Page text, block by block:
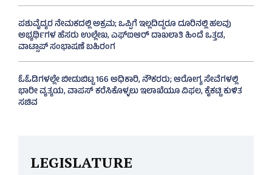
ಪಶುವೈದ್ಯರ ನೇಮಕದಲ್ಲಿ ಅಕ್ರಮ; ಒಪ್ಪಿಗೆ ಇಲ್ಲದಿದ್ದರೂ ದೂರಿನಲ್ಲಿ ಹಲವು
ಅಭ್ಯರ್ಥಿಗಳ ಹೆಸರು ಉಲ್ಲೇಖ, ಎಫ್‌ಐಆರ್ ದಾಖಲಾತಿ ಹಿಂದೆ ಒತ್ತಡ,
ವಾಟ್ಸಾಪ್‌ ಸಂಭಾಷಣೆ ಬಹಿರಂಗ
ಓಓಡಿಗಳಲ್ಲೇ ಬೀಡುಬಿಟ್ಟ 166 ಅಧಿಕಾರಿ, ನೌಕರರು; ಆರೋಗ್ಯ ಸೇವೆಗಳಲ್ಲಿ
ಭಾರೀ ವ್ಯತ್ಯಯ, ವಾಪಸ್‌ ಕರೆಸಿಕೊಳ್ಳಲು ಇಲಾಖೆಯೂ ವಿಫಲ, ಕೈಕಟ್ಟಿ ಕುಳಿತ
ಸಚಿವ
LEGISLATURE